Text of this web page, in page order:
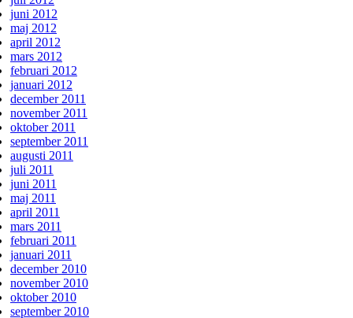
juni 2012
maj 2012
april 2012
mars 2012
februari 2012
januari 2012
december 2011
november 2011
oktober 2011
september 2011
augusti 2011
juli 2011
juni 2011
maj 2011
april 2011
mars 2011
februari 2011
januari 2011
december 2010
november 2010
oktober 2010
september 2010